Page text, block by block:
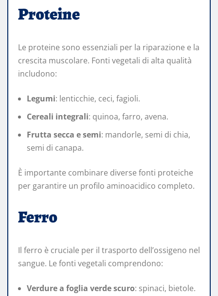
Proteine
Le proteine sono essenziali per la riparazione e la
crescita muscolare. Fonti vegetali di alta qualità
includono:
Legumi: lenticchie, ceci, fagioli.
Cereali integrali: quinoa, farro, avena.
Frutta secca e semi: mandorle, semi di chia,
semi di canapa.
È importante combinare diverse fonti proteiche
per garantire un profilo aminoacidico completo.
Ferro
Il ferro è cruciale per il trasporto dell’ossigeno nel
sangue. Le fonti vegetali comprendono:
Verdure a foglia verde scuro: spinaci, bietole.